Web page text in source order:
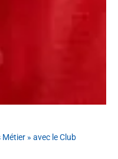
» avec le Club